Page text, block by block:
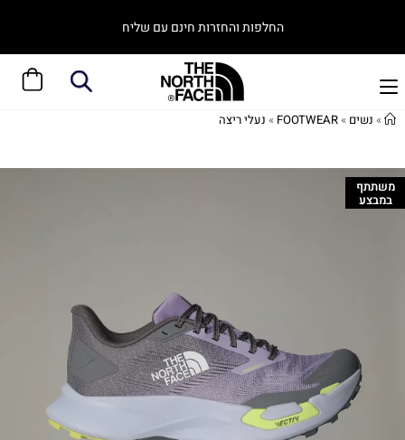
החלפות והחזרות חינם עם שליח
» נשים »
FOOTWEAR
» נעלי ריצה
משתתף
במבצע